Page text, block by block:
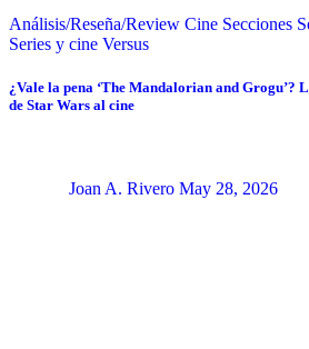
Análisis/Reseña/Review Cine Secciones
Series y cine Versus
¿Vale la pena ‘The Mandalorian and Grogu’?
de Star Wars al cine
Joan A. Rivero May 28, 2026